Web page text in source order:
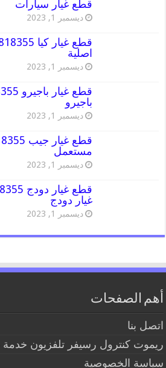
قطع غيار سيارات
ديسمبر 1, 2023
اصلية
ديسمبر 1, 2023
باجيرو
ديسمبر 1, 2023
مستعمل
ديسمبر 1, 2023
غيار دودج
ديسمبر 1, 2023
أهم الصفحات
اتصل بنا
ريموت كنترول رسيفر تلفزيون خدمة
سياسة الخصوصية